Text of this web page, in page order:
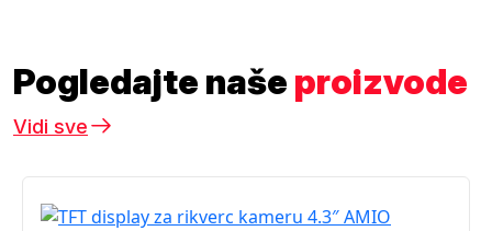
Pogledajte naše proizvode
Vidi sve